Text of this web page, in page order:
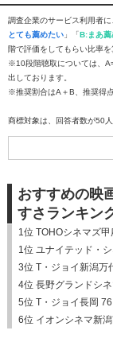
調査企業のサービス利用者
とても薦めたい 」「B:まあ薦
階で評価をしてもらい比率を
※10段階聴取については、
出しております。
※推奨割合はA＋B、推奨得
商標対象は、回答者数が50人
おすすめの映
すさランキン
1位 TOHOシネマズ
1位 ユナイテッド・
3位 T・ジョイ新潟万
4位 長野グランドシ
5位 T・ジョイ長岡
6位 イオンシネマ新